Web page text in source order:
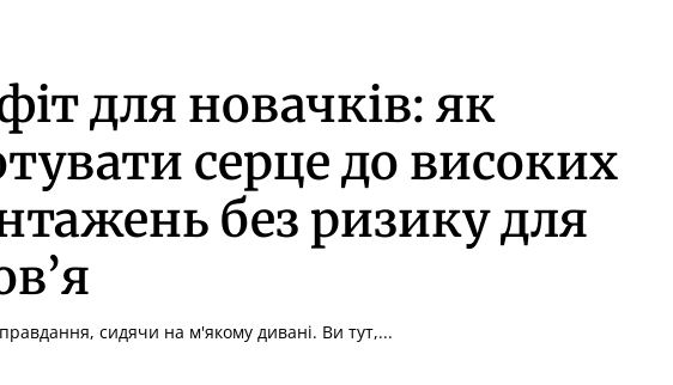
для новачків: як
серце до високих
без ризику для
сидячи на м'якому дивані. Ви тут,...